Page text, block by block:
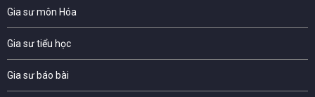
Gia sư môn Hóa
Gia sư tiểu học
Gia sư báo bài